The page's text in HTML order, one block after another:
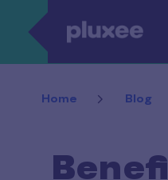
Pasar al contenido
Home Blog